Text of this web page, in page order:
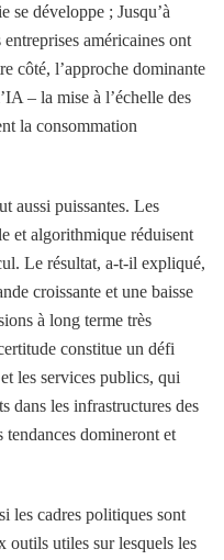
se développe ; Jusqu’à
américaines ont
côté, l’approche dominante
– la mise à l’échelle des
la consommation
aussi puissantes. Les
et algorithmique réduisent
Le résultat, a-t-il expliqué,
croissante et une baisse
à long terme très
constitue un défi
les services publics, qui
dans les infrastructures des
tendances domineront et
les cadres politiques sont
outils utiles sur lesquels les